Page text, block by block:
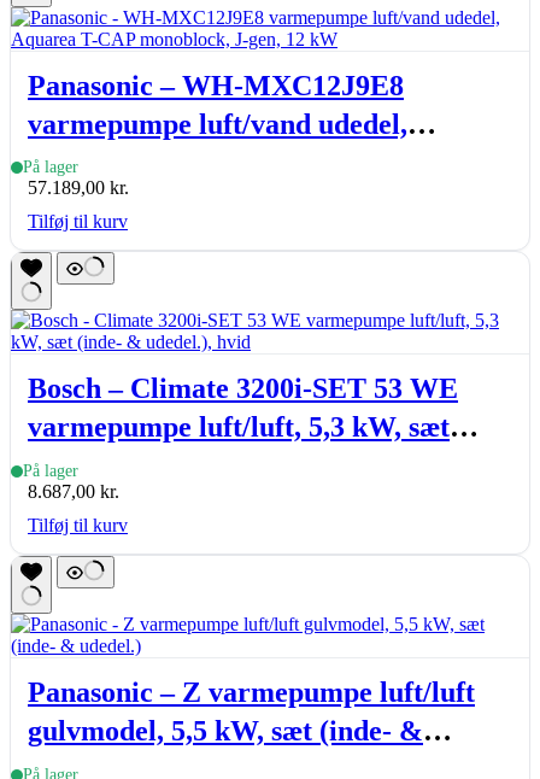
Panasonic – WH-MXC12J9E8
varmepumpe luft/vand udedel,
Aquarea T-CAP monoblock, J-gen, 12
kW
På lager
57.189,00 kr.
Tilføj til kurv
Bosch – Climate 3200i-SET 53 WE
varmepumpe luft/luft, 5,3 kW, sæt
(inde- & udedel.), hvid
På lager
8.687,00 kr.
Tilføj til kurv
Panasonic – Z varmepumpe luft/luft
gulvmodel, 5,5 kW, sæt (inde- &
udedel.)
På lager